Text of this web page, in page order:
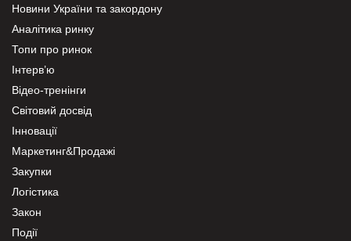
Новини України та закордону
Аналітика ринку
Топи про ринок
Інтерв’ю
Відео-тренінги
Світовий досвід
Інновації
Маркетинг&Продажі
Закупки
Логістика
Закон
Події